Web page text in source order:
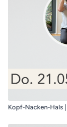
Kopf-Nacken-Hals |